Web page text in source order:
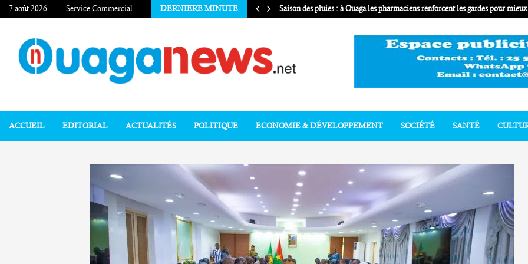
7 août 2026 Service Commercial DERNIERE MINUTE Saison des pluies : à Ouaga les pharmaciens renforcent les gardes pour
ACCUEIL EDITORIAL ACTUALITÉS POLITIQUE ECONOMIE & DÉVELOPPEMENT SOCIÉTÉ SANTÉ